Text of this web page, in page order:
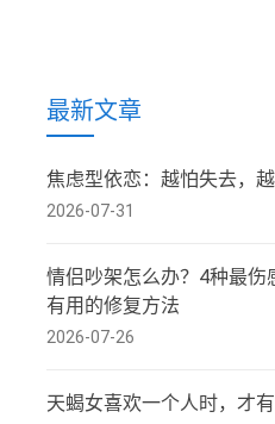
最新文章
焦虑型依恋：越怕失去，
2026-07-31
情侣吵架怎么办？4种最伤
有用的修复方法
2026-07-26
天蝎女喜欢一个人时，才